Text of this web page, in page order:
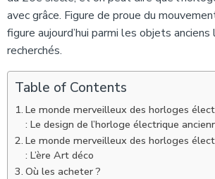
avec grâce. Figure de proue du
figure aujourd’hui parmi les objets
recherchés.
Table of Contents
Le monde merveilleux des horloges
: Le design de l’horloge électrique
Le monde merveilleux des horloges
: L’ère Art déco
Où les acheter ?